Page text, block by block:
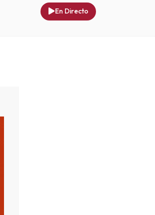
En Directo